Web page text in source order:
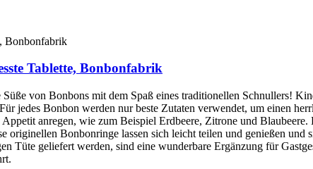
Tablette, Bonbonfabrik
von Bonbons mit dem Spaß eines traditionellen Schnullers!
jedes Bonbon werden nur beste Zutaten verwendet, um einen
anregen, wie zum Beispiel Erdbeere, Zitrone und
originellen Bonbonringe lassen sich leicht teilen und genießen und
Tüte geliefert werden, sind eine wunderbare Ergänzung für